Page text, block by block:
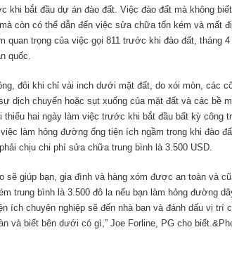
khi bắt đầu dự án đào đất. Việc đào đất mà không
còn có thể dẫn đến việc sửa chữa tốn kém và mất
quan trọng của việc gọi 811 trước khi đào đất, tháng
quốc.
đôi khi chỉ vài inch dưới mặt đất, do xói mòn, các
dịch chuyển hoặc sụt xuống của mặt đất và các bề
thiểu hai ngày làm việc trước khi bắt đầu bất kỳ công
làm hỏng đường ống tiện ích ngầm trong khi đào
chịu chi phí sửa chữa trung bình là 3.500 USD.
sẽ giúp bạn, gia đình và hàng xóm được an toàn và
trung bình là 3.500 đô la nếu bạn làm hỏng đường
ích chuyên nghiệp sẽ đến nhà bạn và đánh dấu vị trí
và biết bên dưới có gì,” Joe Forline, PG cho